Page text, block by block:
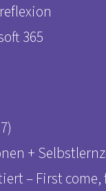
365
+
– First